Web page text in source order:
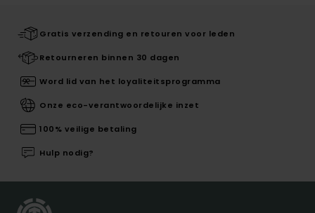
Gratis verzending en retouren voor leden
Retourneren binnen 30 dagen
Word lid van het loyaliteitsprogramma
Onze eco-verantwoordelijke inzet
100% veilige betaling
Hulp nodig?